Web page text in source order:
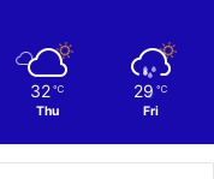
32 ℃
Thu
29 ℃
Fri